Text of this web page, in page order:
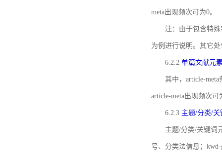
meta出现频次可为0。
注：由于包含特殊
为例进行说明。其它
6.2.2 单篇文献元
其中，article-
article-meta出现频次可
6.2.3 主题/分类/
主题/分类/关键词
号、分类法信息；